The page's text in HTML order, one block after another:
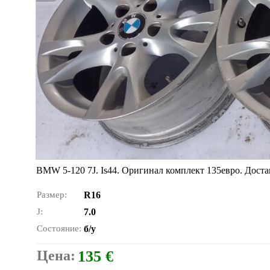
BMW 5-120 7J. Is44. Оригинал комплект 135евро.
Размер: R16
J: 7.0
Состояние: б/у
Цена: 135 €